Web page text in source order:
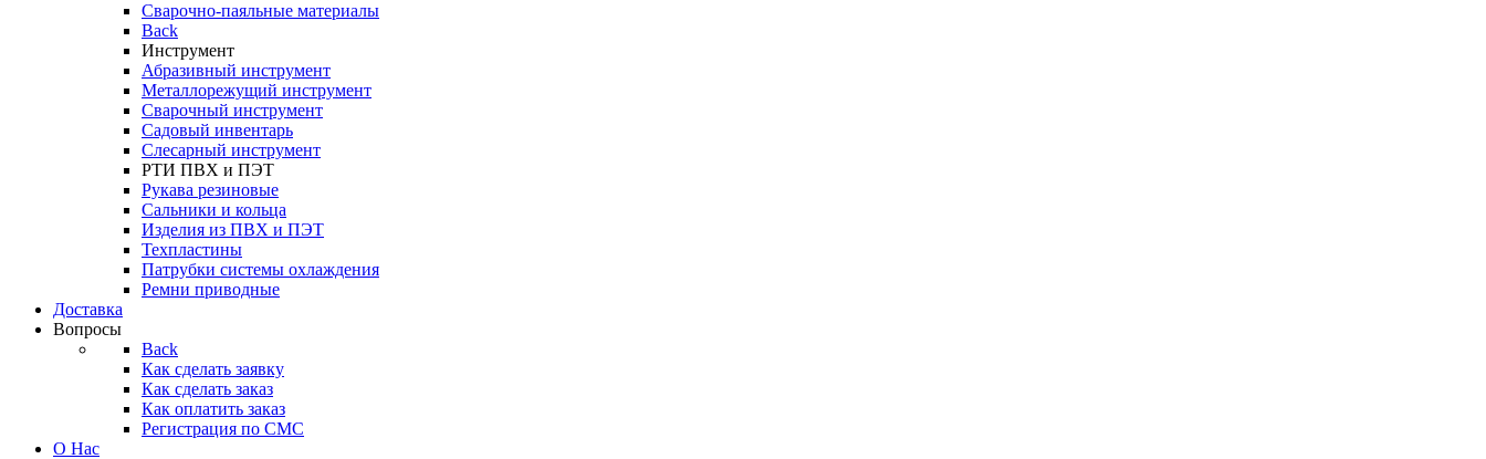
Сварочно-паяльные материалы
Back
Инструмент
Абразивный инструмент
Металлорежущий инструмент
Сварочный инструмент
Садовый инвентарь
Слесарный инструмент
РТИ ПВХ и ПЭТ
Рукава резиновые
Сальники и кольца
Изделия из ПВХ и ПЭТ
Техпластины
Патрубки системы охлаждения
Ремни приводные
Доставка
Вопросы
Back
Как сделать заявку
Как сделать заказ
Как оплатить заказ
Регистрация по СМС
О Нас